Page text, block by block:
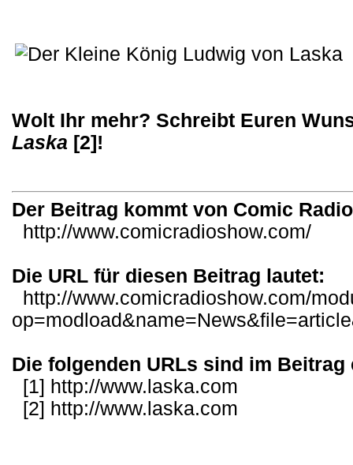
Wolt Ihr mehr? Schreibt Euren
Laska [2] !
Der Beitrag kommt von Comic
http://www.comicradioshow.com/
Die URL für diesen Beitrag lautet:
http://www.comicradioshow.com/
Die folgenden URLs sind im Beitrag
[1] http://www.laska.com
[2] http://www.laska.com